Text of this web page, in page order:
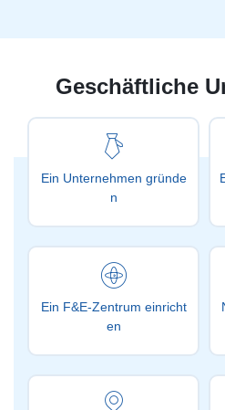
Geschäftliche
Ein Unternehmen gründe
n
Ein F&E-Zentrum einricht
en